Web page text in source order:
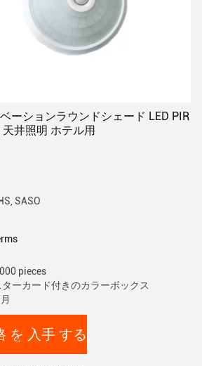
ーションラウンドシェード LED PIR
井照明 ホテル用
SASO
pieces
ーカード付きのカラーボックス
を 入手 する